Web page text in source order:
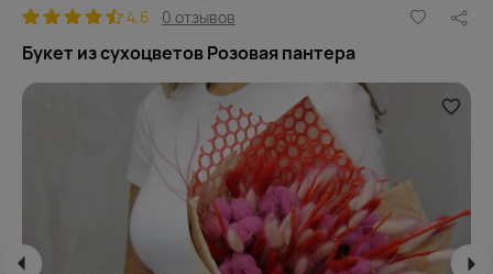
4.6 0 отзывов
Букет из сухоцветов Розовая пантера